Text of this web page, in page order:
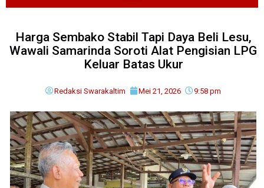
Harga Sembako Stabil Tapi Daya Beli Lesu,
Wawali Samarinda Soroti Alat Pengisian LPG
Keluar Batas Ukur
Redaksi Swarakaltim Mei 21, 2026 9:58 pm